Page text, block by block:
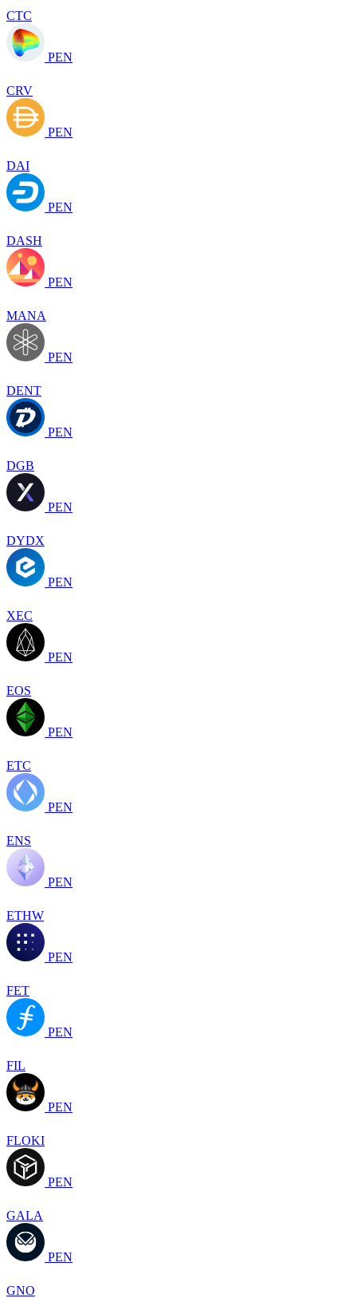
CTC
PEN
CRV
PEN
DAI
PEN
DASH
PEN
MANA
PEN
DENT
PEN
DGB
PEN
DYDX
PEN
XEC
PEN
EOS
PEN
ETC
PEN
ENS
PEN
ETHW
PEN
FET
PEN
FIL
PEN
FLOKI
PEN
GALA
PEN
GNO